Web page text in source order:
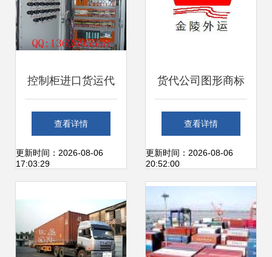
控制柜进口货运代
理服务全解析 包税
物流一站式解决方
查看详情
更新时间：2026-08-06
17:03:29
货代公司图形商标
设计要点与创意思
路
查看详情
更新时间：2026-08-06
20:52:00